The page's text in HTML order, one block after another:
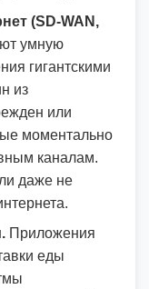
(SD-WAN,
умную
гигантскими
из
или
моментально
каналам.
даже не
Приложения
еды